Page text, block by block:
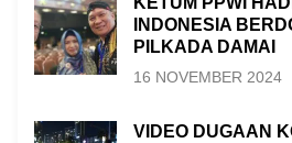
INDONESIA
PILKADA DAMAI
16 NOVEMBER 2024
VIDEO DUGAAN